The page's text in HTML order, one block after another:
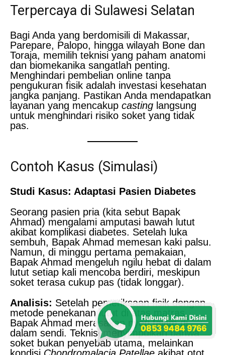
Terpercaya di Sulawesi Selatan
Bagi Anda yang berdomisili di Makassar,
Parepare, Palopo, hingga wilayah Bone dan
Toraja, memilih teknisi yang paham anatomi
dan biomekanika sangatlah penting.
Menghindari pembelian online tanpa
pengukuran fisik adalah investasi kesehatan
jangka panjang. Pastikan Anda mendapatkan
layanan yang mencakup casting langsung
untuk menghindari risiko soket yang tidak
pas.
Contoh Kasus (Simulasi)
Studi Kasus: Adaptasi Pasien Diabetes
Seorang pasien pria (kita sebut Bapak
Ahmad) mengalami amputasi bawah lutut
akibat komplikasi diabetes. Setelah luka
sembuh, Bapak Ahmad memesan kaki palsu.
Namun, di minggu pertama pemakaian,
Bapak Ahmad mengeluh ngilu hebat di dalam
lutut setiap kali mencoba berdiri, meskipun
soket terasa cukup pas (tidak longgar).
Analisis: Setelah pemeriksaan fisik dengan
metode penekanan lutut di atas matras,
Bapak Ahmad merasakan nyeri tajam di
dalam sendi. Teknisi menyimpulkan bahwa
soket bukan penyebab utama, melainkan
kondisi Chondromalacia Patellae akibat otot